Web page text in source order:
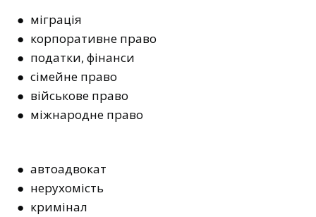
● міграція
● корпоративне право
● податки, фінанси
● сімейне право
● військове право
● міжнародне право
● автоадвокат
● нерухомість
● кримінал